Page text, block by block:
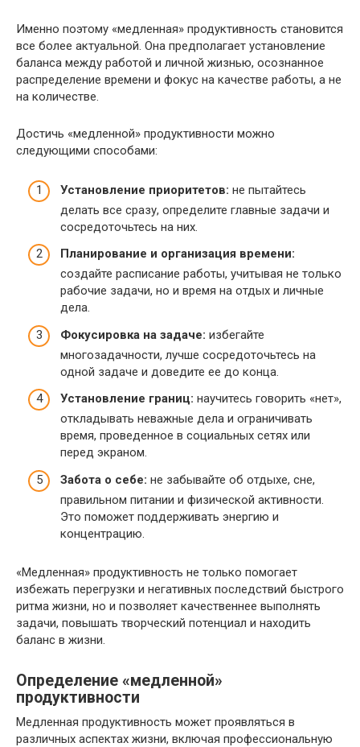
Именно поэтому «медленная» продуктивность становится
все более актуальной. Она предполагает установление
баланса между работой и личной жизнью, осознанное
распределение времени и фокус на качестве работы, а не
на количестве.
Достичь «медленной» продуктивности можно
следующими способами:
Установление приоритетов: не пытайтесь
делать все сразу, определите главные задачи и
сосредоточьтесь на них.
Планирование и организация времени:
создайте расписание работы, учитывая не только
рабочие задачи, но и время на отдых и личные
дела.
Фокусировка на задаче: избегайте
многозадачности, лучше сосредоточьтесь на
одной задаче и доведите ее до конца.
Установление границ: научитесь говорить «нет»,
откладывать неважные дела и ограничивать
время, проведенное в социальных сетях или
перед экраном.
Забота о себе: не забывайте об отдыхе, сне,
правильном питании и физической активности.
Это поможет поддерживать энергию и
концентрацию.
«Медленная» продуктивность не только помогает
избежать перегрузки и негативных последствий быстрого
ритма жизни, но и позволяет качественнее выполнять
задачи, повышать творческий потенциал и находить
баланс в жизни.
Определение «медленной»
продуктивности
Медленная продуктивность может проявляться в
различных аспектах жизни, включая профессиональную